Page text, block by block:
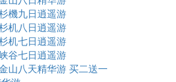
機九日逍遥游
机八日逍遥游
机七日逍遥游
谷七日逍遥游
山八天精华游 买二送一